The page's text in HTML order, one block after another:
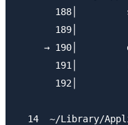
188│
       189│
→ 190│
191│
       192│
14  ~/Library/